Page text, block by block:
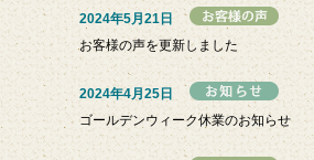
2024年5月21日
お客様の声を更新しました
2024年4月25日
ゴールデンウィーク休業のお知らせ